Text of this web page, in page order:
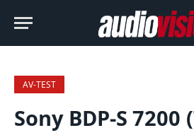
AV-TEST
Sony BDP-S 7200